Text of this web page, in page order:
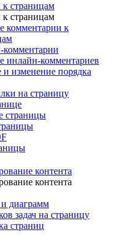
страницам
страницам
комментарии к
инлайн-комментариев
изменение порядка
на страницу
страницы
контента
контента
диаграмм
задач на страницу
страниц